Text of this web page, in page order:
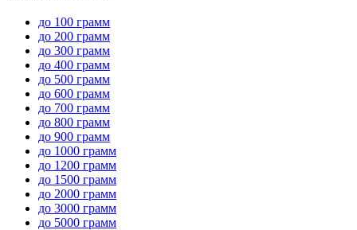
до 100 грамм
до 200 грамм
до 300 грамм
до 400 грамм
до 500 грамм
до 600 грамм
до 700 грамм
до 800 грамм
до 900 грамм
до 1000 грамм
до 1200 грамм
до 1500 грамм
до 2000 грамм
до 3000 грамм
до 5000 грамм